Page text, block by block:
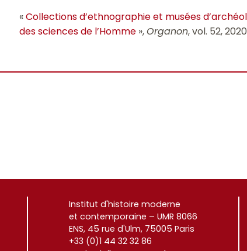
«Collections d’ethnographie et musées
des sciences de l’Homme »,Organon, vol. 52,
Institut d'histoire moderne
et contemporaine – UMR 8066
ENS, 45 rue d'Ulm, 75005 Paris
+33 (0)1 44 32 32 86